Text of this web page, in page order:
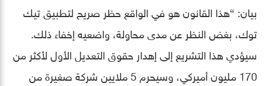
بيان: “هذا القانون هو في الواقع حظر صريح لتطبيق تيك
توك، بغض النظر عن مدى محاولة، واضعيه إخفاء ذلك.
سيؤدي هذا التشريع إلى إهدار حقوق التعديل الأول لأكثر من
170 مليون أميركي، وسيحرم 5 ملايين شركة صغيرة من